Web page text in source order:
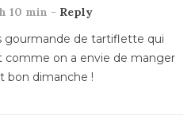
10 min - Reply
gourmande de tartiflette qui
comme on a envie de manger
bon dimanche !